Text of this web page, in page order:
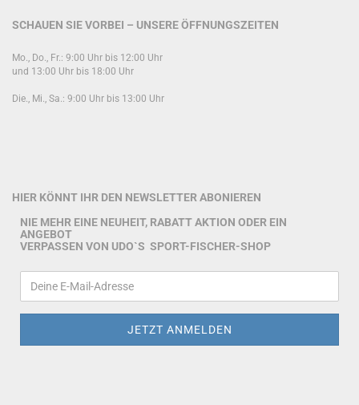
SCHAUEN SIE VORBEI – UNSERE ÖFFNUNGSZEITEN
Mo., Do., Fr.: 9:00 Uhr bis 12:00 Uhr
und 13:00 Uhr bis 18:00 Uhr
Die., Mi., Sa.: 9:00 Uhr bis 13:00 Uhr
HIER KÖNNT IHR DEN NEWSLETTER ABONIEREN
NIE MEHR EINE NEUHEIT, RABATT AKTION ODER EIN
ANGEBOT
VERPASSEN VON UDO`S SPORT-FISCHER-SHOP